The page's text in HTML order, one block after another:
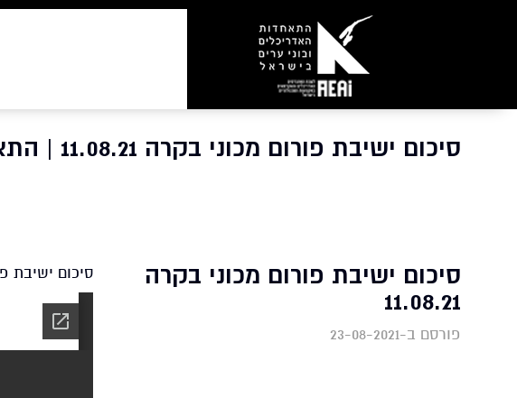
סיכום ישיבת פורום מכוני בקרה 11.08.21 | התאחדות האדריכלים
סיכום ישיבת פורום מכוני בקרה
11.08.21
פורסם ב-23-08-2021
סיכום ישיבת